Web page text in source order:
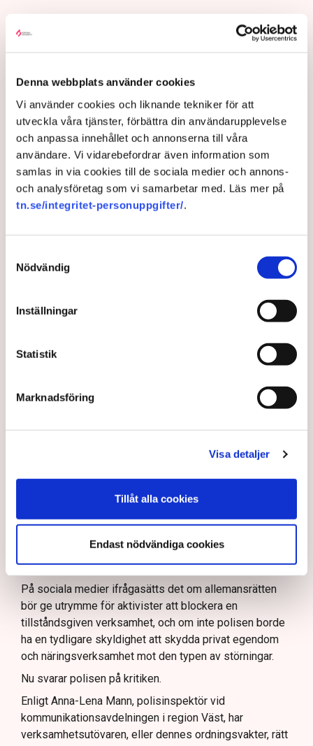
Denna webbplats använder cookies
Vi använder cookies och liknande tekniker för att
utveckla våra tjänster, förbättra din användarupplevelse
och anpassa innehållet och annonserna till våra
användare. Vi vidarebefordrar även information som
samlas in via cookies till de sociala medier och annons-
och analysföretag som vi samarbetar med. Läs mer på
tn.se/integritet-personuppgifter/.
Nödvändig
Inställningar
Statistik
Marknadsföring
Visa detaljer
Tillåt alla cookies
Endast nödvändiga cookies
Torvtäkten i Grimsås i Tranemo kommun har sedan 28
juli stoppats av aktivistgruppen Återställ Våtmarker
efter att aktivister har klättrat upp påtorvproducenten
ogräsfrön över täkten.
Aktivisterna klättrar upp på
maskiner – polisen kan inte
avvisa dem: ”Upptrappning
på helt ny nivå”
Näringsliv
Polisinspektör Anna-Lena Mann förklarar polisens
40 personer misstänks med cirka 120
Polisen använder drönare och uniformerad polis
att navigera juridiska rättigheter och gränser.
Rickard Axdorff på Svensk Torv, anser att polisens
resurserinte är tillräckligaför att skydda verksamheten
I enledare i Svenska Dagbladetskrev Tove Lifvendahl
skydda tillståndsgivna verksamheter” mot sabotage,
och varnade för att det annars råder ”djungelns lag”.
På sociala medier ifrågasätts det om allemansrätten
bör ge utrymme för aktivister att blockera en
tillståndsgiven verksamhet, och om inte polisen borde
ha en tydligare skyldighet att skydda privat egendom
och näringsverksamhet mot den typen av störningar.
Nu svarar polisen på kritiken.
Enligt Anna-Lena Mann, polisinspektör vid
kommunikationsavdelningen i region Väst, har
verksamhetsutövaren, eller dennes ordningsvakter, rätt